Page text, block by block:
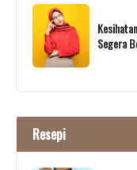
Segera
Resepi